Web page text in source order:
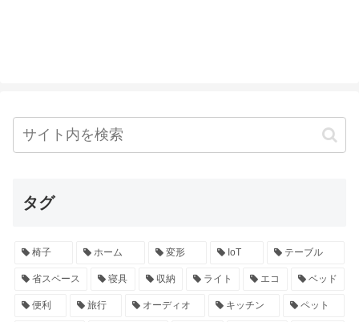
タグ
椅子 ホーム 変形 IoT テーブル
省スペース 寝具 収納 ライト エコ ベッド
便利 旅行 オーディオ キッチン ペット